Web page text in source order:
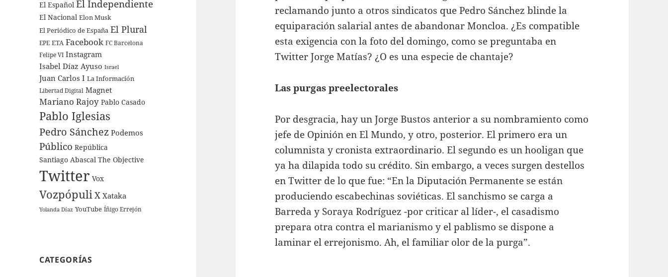
El Español El Independiente
El Nacional Elon Musk
El Periódico de España El Plural
EPE ETA Facebook FC Barcelona
Felipe VI Instagram
Isabel Díaz Ayuso Israel
Juan Carlos I La Información
Libertad Digital Magnet
Mariano Rajoy Pablo Casado
Pablo Iglesias
Pedro Sánchez Podemos
Público República
Santiago Abascal The Objective
Twitter Vox
Vozpópuli X Xataka
Yolanda Díaz YouTube Íñigo Errejón
CATEGORÍAS
reclamando junto a otros sindicatos que Pedro Sánchez blinde la
equiparación salarial antes de abandonar Moncloa. ¿Es compatible
esta exigencia con la foto del domingo, como se preguntaba en
Twitter Jorge Matías? ¿O es una especie de chantaje?
Las purgas preelectorales
Por desgracia, hay un Jorge Bustos anterior a su nombramiento como
jefe de Opinión en El Mundo, y otro, posterior. El primero era un
columnista y cronista extraordinario. El segundo es un hooligan que
ya ha dilapida todo su crédito. Sin embargo, a veces surgen destellos
en Twitter de lo que fue: “En la Diputación Permanente se están
produciendo escabechinas soviéticas. El sanchismo se carga a
Barreda y Soraya Rodríguez -por criticar al líder-, el casadismo
prepara otra contra el marianismo y el pablismo se dispone a
laminar el errejonismo. Ah, el familiar olor de la purga”.